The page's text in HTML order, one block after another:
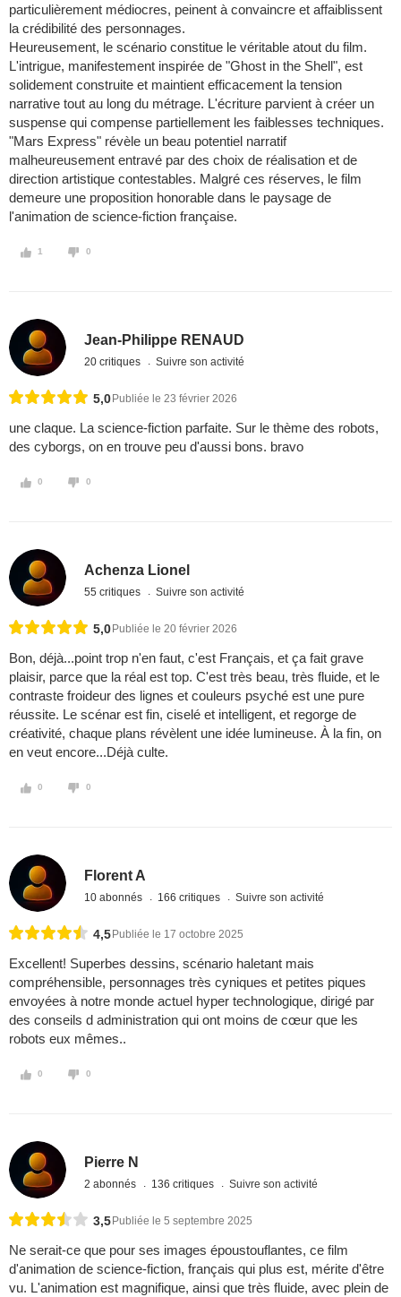
particulièrement médiocres, peinent à convaincre et affaiblissent
la crédibilité des personnages.
Heureusement, le scénario constitue le véritable atout du film.
L'intrigue, manifestement inspirée de "Ghost in the Shell", est
solidement construite et maintient efficacement la tension
narrative tout au long du métrage. L'écriture parvient à créer un
suspense qui compense partiellement les faiblesses techniques.
"Mars Express" révèle un beau potentiel narratif
malheureusement entravé par des choix de réalisation et de
direction artistique contestables. Malgré ces réserves, le film
demeure une proposition honorable dans le paysage de
l'animation de science-fiction française.
1 0
Jean-Philippe RENAUD
20 critiques Suivre son activité
5,0 Publiée le 23 février 2026
une claque. La science-fiction parfaite. Sur le thème des robots,
des cyborgs, on en trouve peu d'aussi bons. bravo
0 0
Achenza Lionel
55 critiques Suivre son activité
5,0 Publiée le 20 février 2026
Bon, déjà...point trop n'en faut, c'est Français, et ça fait grave
plaisir, parce que la réal est top. C'est très beau, très fluide, et le
contraste froideur des lignes et couleurs psyché est une pure
réussite. Le scénar est fin, ciselé et intelligent, et regorge de
créativité, chaque plans révèlent une idée lumineuse. À la fin, on
en veut encore...Déjà culte.
0 0
Florent A
10 abonnés 166 critiques Suivre son activité
4,5 Publiée le 17 octobre 2025
Excellent! Superbes dessins, scénario haletant mais
compréhensible, personnages très cyniques et petites piques
envoyées à notre monde actuel hyper technologique, dirigé par
des conseils d administration qui ont moins de cœur que les
robots eux mêmes..
0 0
Pierre N
2 abonnés 136 critiques Suivre son activité
3,5 Publiée le 5 septembre 2025
Ne serait-ce que pour ses images époustouflantes, ce film
d'animation de science-fiction, français qui plus est, mérite d'être
vu. L'animation est magnifique, ainsi que très fluide, avec plein de